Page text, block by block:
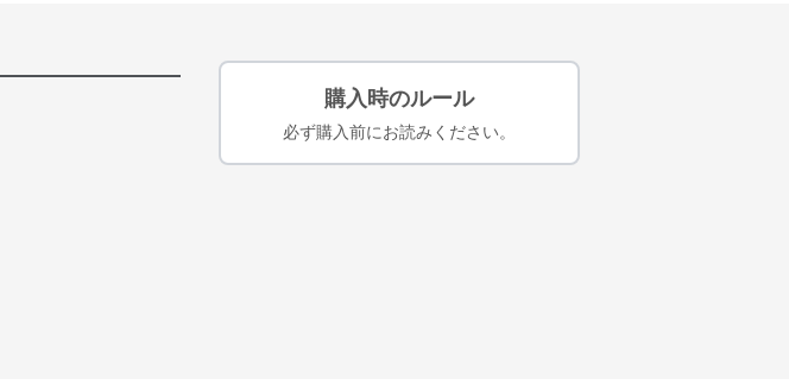
購入時のルール
必ず購入前にお読みください。